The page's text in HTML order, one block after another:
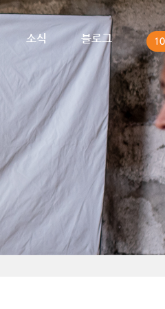
소식 블로그